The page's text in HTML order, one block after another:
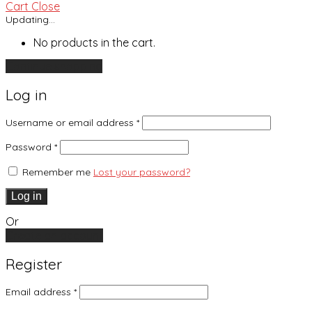
Cart Close
Updating…
No products in the cart.
Log in
Username or email address *
Password *
Remember me Lost your password?
Log in
Or
Register
Email address *